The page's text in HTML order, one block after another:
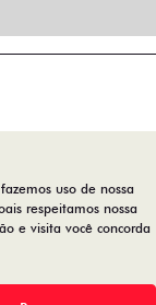
Reservados.uso de nossa
respeitamos nossa
e visita você concorda